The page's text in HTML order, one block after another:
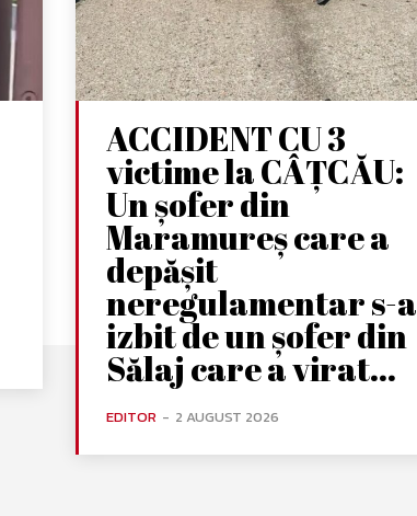
ACCIDENT CU 3
victime la CÂȚCĂU:
Un șofer din
Maramureș care a
depășit
neregulamentar s-a
izbit de un șofer din
Sălaj care a virat...
EDITOR - 2 AUGUST 2026